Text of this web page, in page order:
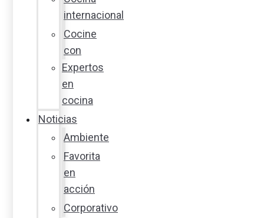
internacional
Cocine
con
Expertos
en
cocina
Noticias
Ambiente
Favorita
en
acción
Corporativo